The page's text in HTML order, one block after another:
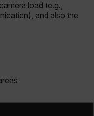
load (e.g.,
and also the